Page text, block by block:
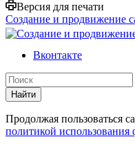
Версия для печати
Создание и продвижение
Вконтакте
Найти
Продолжая пользоваться
политикой использования